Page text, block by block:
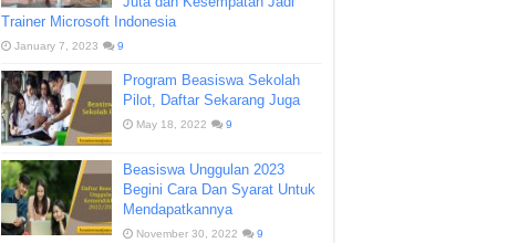
Trainer Microsoft Indonesia
January 7, 2023 9
Program Beasiswa Sekolah
Pilot, Daftar Sekarang Juga
May 18, 2022 9
Beasiswa Unggulan 2023
Begini Cara Dan Syarat Untuk
Mendapatkannya
November 30, 2022 9